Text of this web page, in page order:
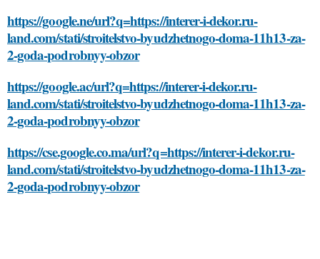
https://google.ne/url?q=https://interer-i-dekor.ru-
land.com/stati/stroitelstvo-byudzhetnogo-doma-11h13-za-
2-goda-podrobnyy-obzor
https://google.ac/url?q=https://interer-i-dekor.ru-
land.com/stati/stroitelstvo-byudzhetnogo-doma-11h13-za-
2-goda-podrobnyy-obzor
https://cse.google.co.ma/url?q=https://interer-i-dekor.ru-
land.com/stati/stroitelstvo-byudzhetnogo-doma-11h13-za-
2-goda-podrobnyy-obzor